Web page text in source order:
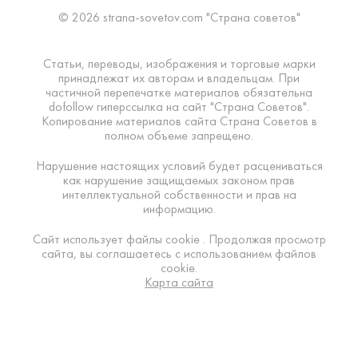
© 2026 strana-sovetov.com "Страна советов"
Статьи, переводы, изображения и торговые марки
принадлежат их авторам и владельцам. При
частичной перепечатке материалов обязательна
dofollow гиперссылка на сайт "Страна Советов".
Копирование материалов сайта Страна Советов в
полном объеме запрещено.
Нарушение настоящих условий будет расцениваться
как нарушение защищаемых законом прав
интеллектуальной собственности и прав на
информацию.
Сайт использует файлы cookie . Продолжая просмотр
сайта, вы соглашаетесь с использованием файлов
cookie.
Карта сайта